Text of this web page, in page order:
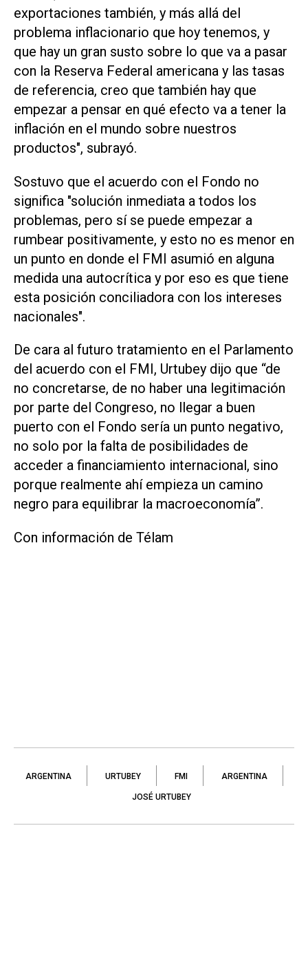
exportaciones también, y más allá del
problema inflacionario que hoy tenemos, y
que hay un gran susto sobre lo que va a pasar
con la Reserva Federal americana y las tasas
de referencia, creo que también hay que
empezar a pensar en qué efecto va a tener la
inflación en el mundo sobre nuestros
productos", subrayó.
Sostuvo que el acuerdo con el Fondo no
significa "solución inmediata a todos los
problemas, pero sí se puede empezar a
rumbear positivamente, y esto no es menor en
un punto en donde el FMI asumió en alguna
medida una autocrítica y por eso es que tiene
esta posición conciliadora con los intereses
nacionales".
De cara al futuro tratamiento en el Parlamento
del acuerdo con el FMI, Urtubey dijo que “de
no concretarse, de no haber una legitimación
por parte del Congreso, no llegar a buen
puerto con el Fondo sería un punto negativo,
no solo por la falta de posibilidades de
acceder a financiamiento internacional, sino
porque realmente ahí empieza un camino
negro para equilibrar la macroeconomía”.
Con información de Télam
ARGENTINA URTUBEY FMI ARGENTINA
JOSÉ URTUBEY